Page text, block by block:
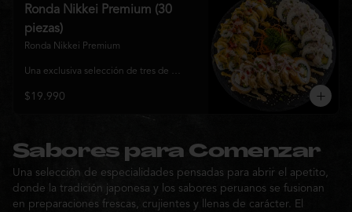
y sabor, ideal para compartir entre 3 y 4
Ronda Nikkei Premium (30
piezas)
Ronda Nikkei Premium
Una exclusiva selección de tres de
elaborados con ingredientes frescos y
pensada para compartir y descubrir la
esencia de Matsumoto Nikkei en cada
bocado.
$19.990
Sabores para Comenzar
Una selección de especialidades pensadas para abrir el apetito,
donde la tradición japonesa y los sabores peruanos se fusionan
en preparaciones frescas, crujientes y llenas de carácter. El